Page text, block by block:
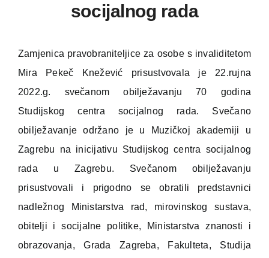
socijalnog rada
Zamjenica pravobraniteljice za osobe s invaliditetom
Mira Pekeč Knežević prisustvovala je 22.rujna
2022.g. svečanom obilježavanju 70 godina
Studijskog centra socijalnog rada. Svečano
obilježavanje održano je u Muzičkoj akademiji u
Zagrebu na inicijativu Studijskog centra socijalnog
rada u Zagrebu. Svečanom obilježavanju
prisustvovali i prigodno se obratili predstavnici
nadležnog Ministarstva rad, mirovinskog sustava,
obitelji i socijalne politike, Ministarstva znanosti i
obrazovanja, Grada Zagreba, Fakulteta, Studija